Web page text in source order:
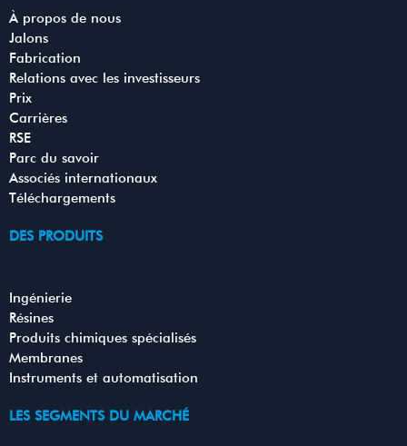
À propos de nous
Jalons
Fabrication
Relations avec les investisseurs
Prix
Carrières
RSE
Parc du savoir
Associés internationaux
Téléchargements
DES PRODUITS
Ingénierie
Résines
Produits chimiques spécialisés
Membranes
Instruments et automatisation
LES SEGMENTS DU MARCHÉ